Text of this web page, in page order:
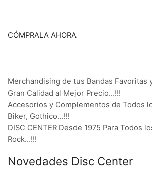
CÓMPRALA AHORA
Merchandising de tus Bandas Favoritas
Gran Calidad al Mejor Precio…!!!
Accesorios y Complementos de Todos
Biker, Gothico…!!!
DISC CENTER Desde 1975 Para Todos
Rock…!!!
Novedades Disc Center